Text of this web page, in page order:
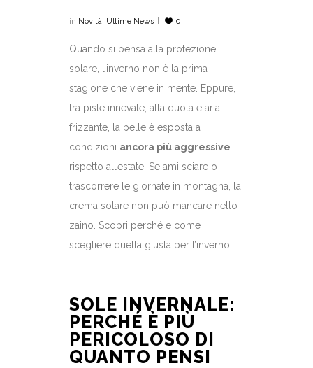
in Novità, Ultime News 0
Quando si pensa alla protezione
solare, l’inverno non è la prima
stagione che viene in mente. Eppure,
tra piste innevate, alta quota e aria
frizzante, la pelle è esposta a
condizioni ancora più aggressive
rispetto all’estate. Se ami sciare o
trascorrere le giornate in montagna, la
crema solare non può mancare nello
zaino. Scopri perché e come
scegliere quella giusta per l’inverno.
SOLE INVERNALE:
PERCHÉ È PIÙ
PERICOLOSO DI
QUANTO PENSI